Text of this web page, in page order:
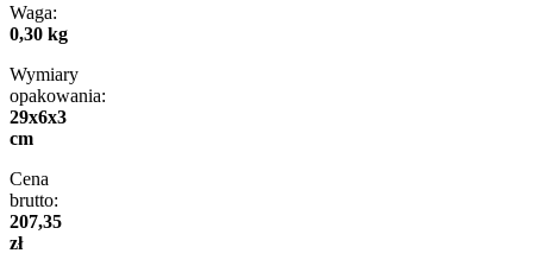
Waga:
0,30 kg
Wymiary
opakowania:
29x6x3
cm
Cena
brutto:
207,35
zł